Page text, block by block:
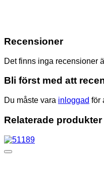
Recensioner
Det finns inga recensioner
Bli först med att
Du måste vara inloggad för
Relaterade produkter